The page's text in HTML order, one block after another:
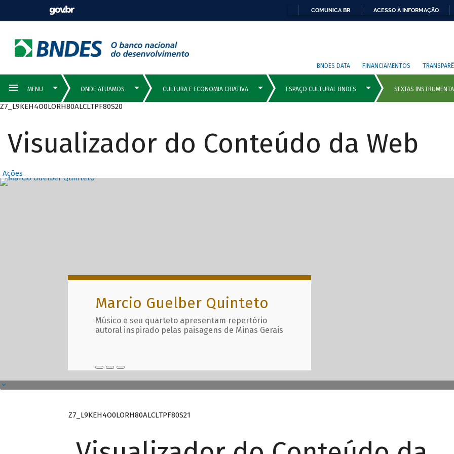
COMUNICA BR ACESSO À INFORMAÇÃO
BNDES DATA FINANCIAMENTOS
Z7_L9KEH4O0LORH80ALCLTPF80S20
Visualizador do Conteúdo da Web
Ações
Destaques Principais com
Marcio Guelber Quinteto
Músico e seu quarteto apresentam repertório
autoral inspirado pelas paisagens de Minas Gerais
Z7_L9KEH4O0LORH80ALCLTPF80S21